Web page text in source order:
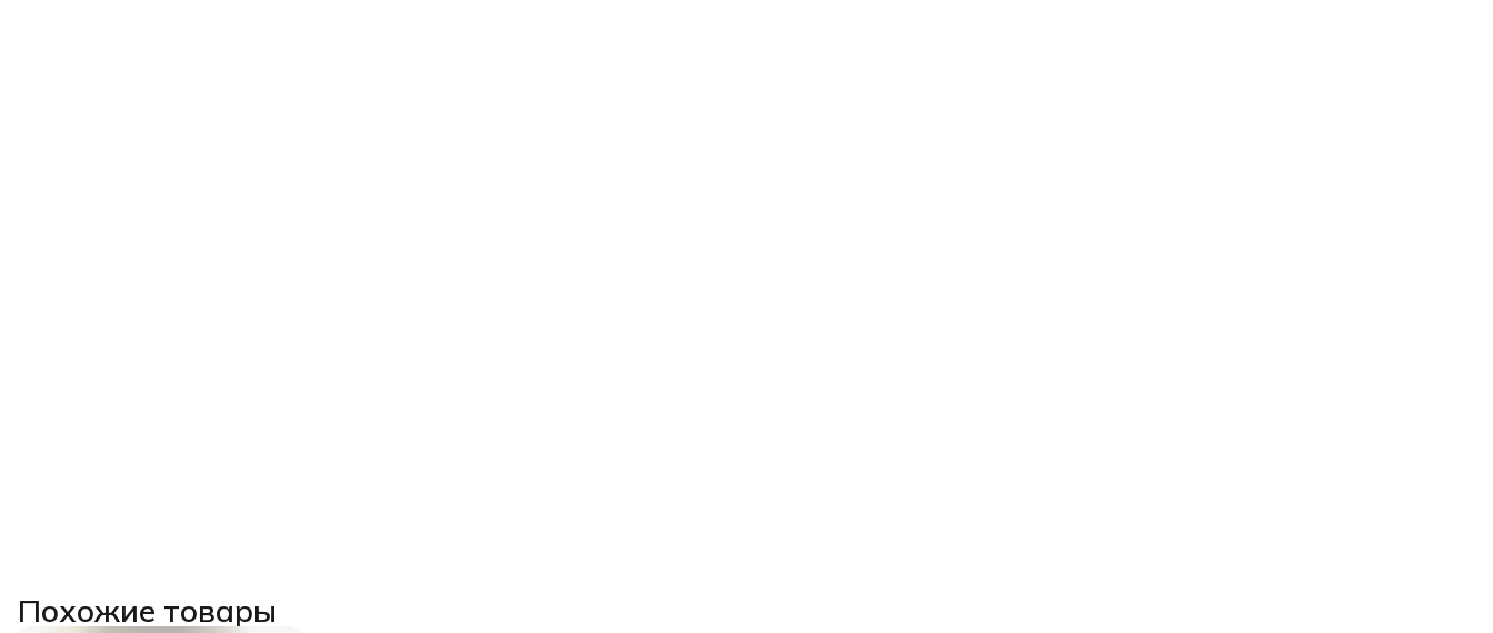
Похожие товары